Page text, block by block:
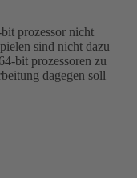
prozessor nicht
sind nicht dazu
bit prozessoren zu
dagegen soll